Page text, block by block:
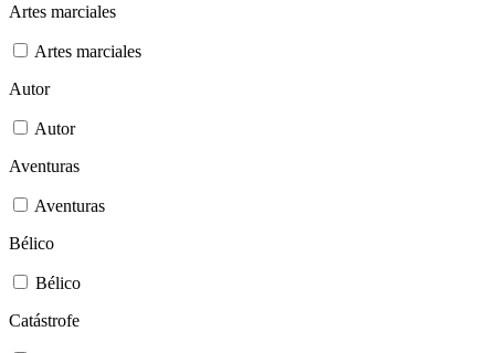
Artes marciales
Artes marciales
Autor
Autor
Aventuras
Aventuras
Bélico
Bélico
Catástrofe